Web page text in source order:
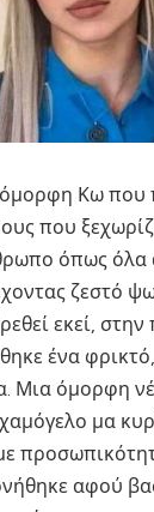
Κω που
που
όπως όλα
ζεστό
εκεί,
ένα
Μια όμορφη
μα
αφού